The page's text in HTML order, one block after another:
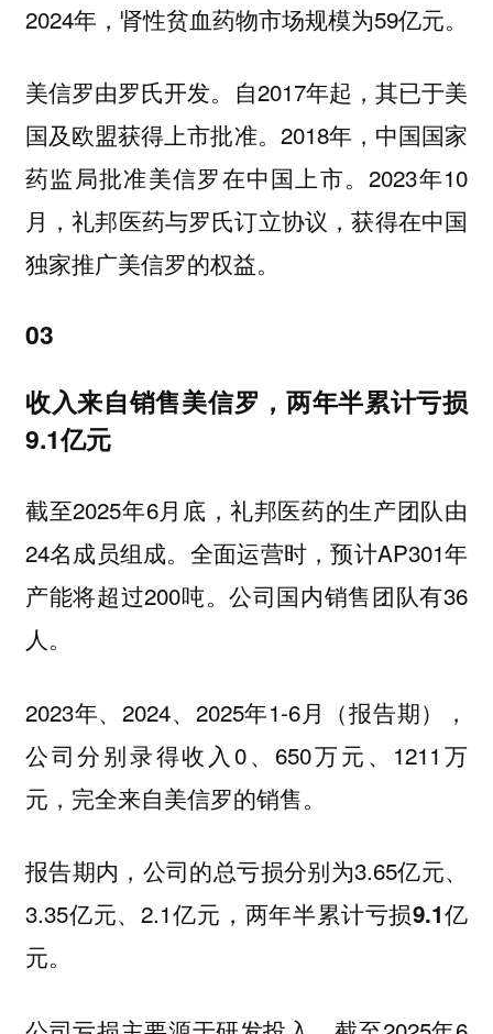
2024年，肾性贫血药物市场规模为59亿元。
美信罗由罗氏开发。自2017年起，其已于美
国及欧盟获得上市批准。2018年，中国国家
药监局批准美信罗在中国上市。2023年10
月，礼邦医药与罗氏订立协议，获得在中国
独家推广美信罗的权益。
03
收入来自销售美信罗，两年半累计亏损
9.1亿元
截至2025年6月底，礼邦医药的生产团队由
24名成员组成。全面运营时，预计AP301年
产能将超过200吨。公司国内销售团队有36
人。
2023年、2024、2025年1-6月（报告期），
公司分别录得收入0、650万元、1211万
元，完全来自美信罗的销售。
报告期内，公司的总亏损分别为3.65亿元、
3.35亿元、2.1亿元， 两年半累计亏损9.1亿
元。